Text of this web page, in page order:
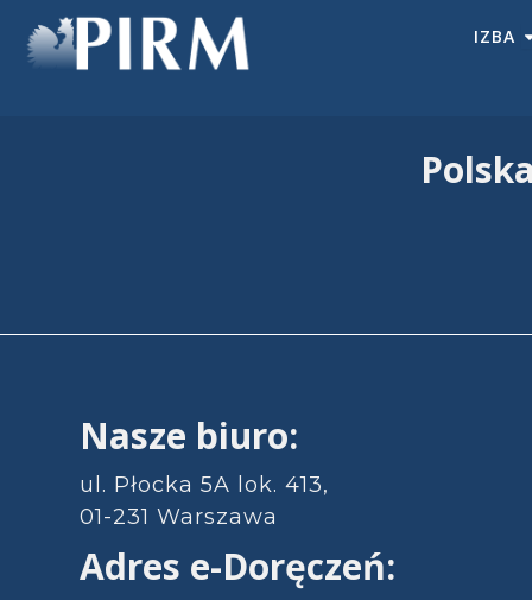
Przejdź
IZBA
Nasze biuro:
ul. Płocka 5A lok. 413,
01-231 Warszawa
Adres e-Doręczeń: